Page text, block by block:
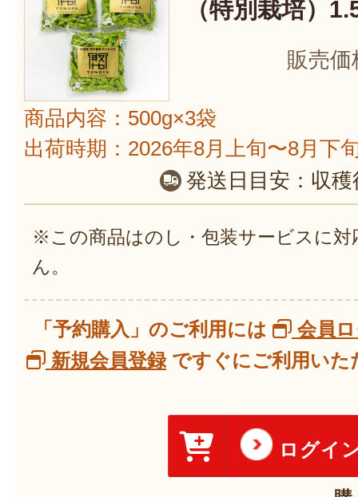
（特別栽培）
販売価
商品内容：500g×3袋
出荷時期：2026年8月上旬〜8月下
発送日目安： 収穫
※この商品はのし・包装サービスに対
ん。
「予約購入」のご利用には
会員
新規会員登録ですぐにご利用いた
ログイ